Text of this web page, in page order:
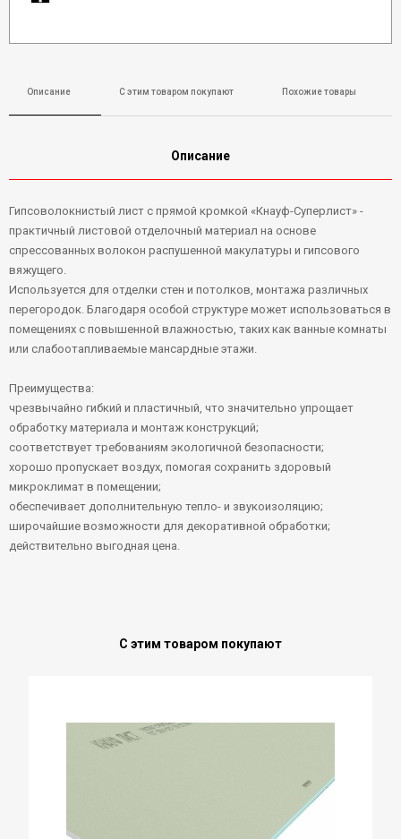
Описание С этим товаром покупают Похожие товары
Описание
Гипсоволокнистый лист с прямой кромкой «Кнауф-Суперлист» -
практичный листовой отделочный материал на основе
спрессованных волокон распушенной макулатуры и гипсового
вяжущего.
Используется для отделки стен и потолков, монтажа различных
перегородок. Благодаря особой структуре может использоваться в
помещениях с повышенной влажностью, таких как ванные комнаты
или слабоотапливаемые мансардные этажи.
Преимущества:
чрезвычайно гибкий и пластичный, что значительно упрощает
обработку материала и монтаж конструкций;
соответствует требованиям экологичной безопасности;
хорошо пропускает воздух, помогая сохранить здоровый
микроклимат в помещении;
обеспечивает дополнительную тепло- и звукоизоляцию;
широчайшие возможности для декоративной обработки;
действительно выгодная цена.
С этим товаром покупают